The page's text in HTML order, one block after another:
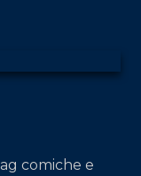
comiche e